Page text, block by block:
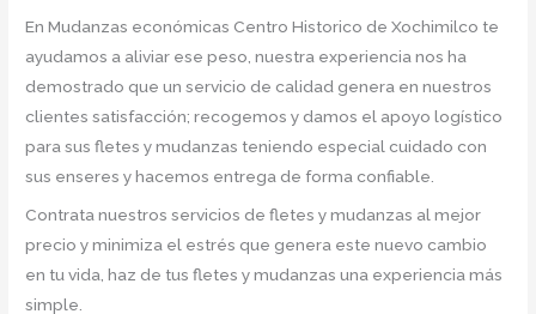
En Mudanzas económicas Centro Historico de Xochimilco te
ayudamos a aliviar ese peso, nuestra experiencia nos ha
demostrado que un servicio de calidad genera en nuestros
clientes satisfacción; recogemos y damos el apoyo logístico
para sus fletes y mudanzas teniendo especial cuidado con
sus enseres y hacemos entrega de forma confiable.
Contrata nuestros servicios de fletes y mudanzas al mejor
precio y minimiza el estrés que genera este nuevo cambio
en tu vida, haz de tus fletes y mudanzas una experiencia más
simple.